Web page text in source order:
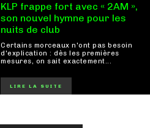
KLP frappe fort avec « 2AM »,
son nouvel hymne pour les
nuits de club
Certains morceaux n'ont pas besoin
d'explication : dès les premières
mesures, on sait exactement...
LIRE LA SUITE